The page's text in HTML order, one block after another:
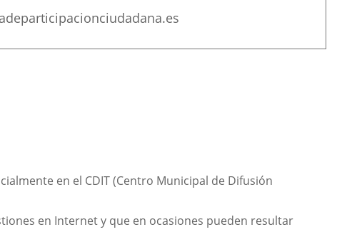
en el CDIT (Centro Municipal de Difusión
en Internet y que en ocasiones pueden resultar